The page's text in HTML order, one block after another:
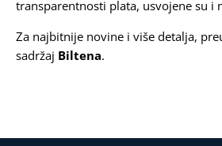
transparentnosti plata, usvojene su i
Za najbitnije novine i više detalja,
sadržaj Biltena.